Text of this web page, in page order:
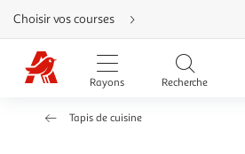
Aller
directement
au
contenu
Aller
directement
Aller
Choisir vos courses
Rayons Recherche
Tapis de cuisine